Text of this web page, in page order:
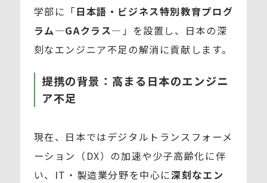
学部に「日本語・ビジネス特別教育プログ
ラム―GAクラス― 」を設置し、日本の深
刻なエンジニア不足の解消に貢献します。
提携の背景：高まる日本のエンジニ
ア不足
現在、日本ではデジタルトランスフォーメ
ーション（DX）の加速や少子高齢化に伴
い、IT・製造業分野を中心に深刻なエン